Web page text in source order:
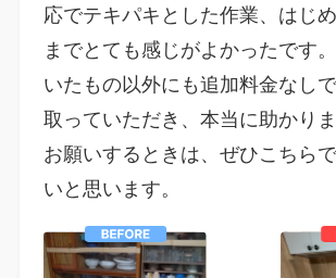
応でテキパキとした作業、はじ
までとても感じがよかったです
いたもの以外にも追加料金なし
取っていただき、本当に助かり
お願いするときは、ぜひこちら
いと思います。